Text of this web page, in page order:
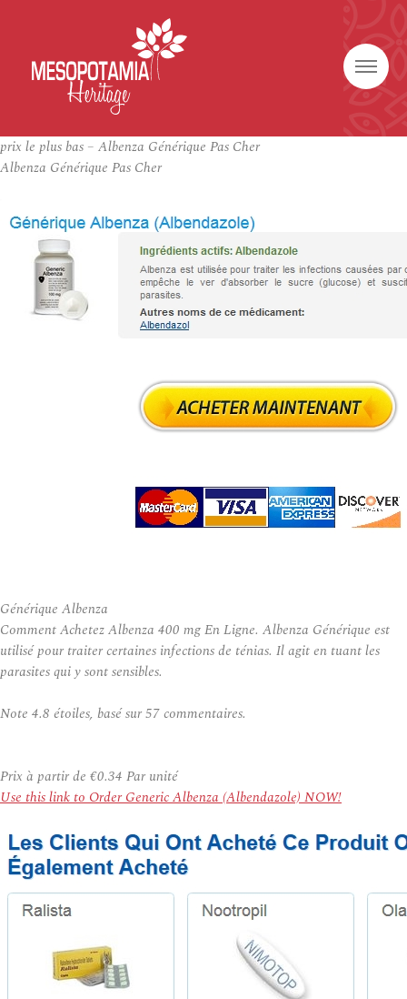
prix le plus bas – Albenza Générique Pas Cher
Albenza Générique Pas Cher
Générique Albenza
Comment Achetez Albenza 400 mg En Ligne. Albenza Générique est
utilisé pour traiter certaines infections de ténias. Il agit en tuant les
parasites qui y sont sensibles.
Note 4.8 étoiles, basé sur57commentaires.
Prix à partir de €0.34 Par unité
Use this link to Order Generic Albenza (Albendazole) NOW!